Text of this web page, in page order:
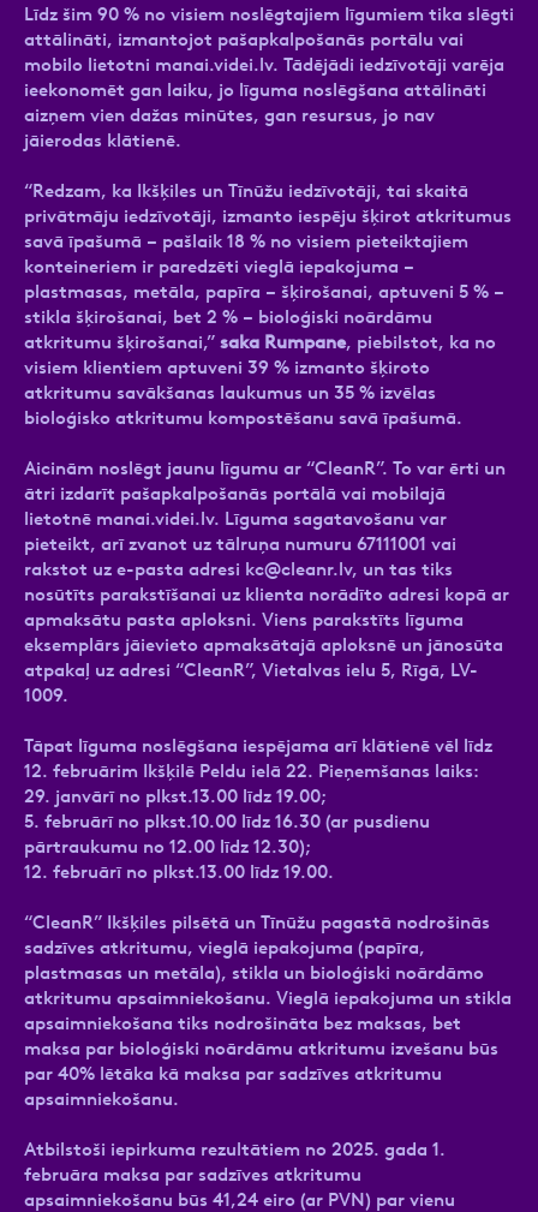
Līdz šim 90 % no visiem noslēgtajiem līgumiem tika slēgti
attālināti, izmantojot pašapkalpošanās portālu vai
mobilo lietotni manai.videi.lv. Tādējādi iedzīvotāji varēja
ieekonomēt gan laiku, jo līguma noslēgšana attālināti
aizņem vien dažas minūtes, gan resursus, jo nav
jāierodas klātienē.
“Redzam, ka Ikšķiles un Tīnūžu iedzīvotāji, tai skaitā
privātmāju iedzīvotāji, izmanto iespēju šķirot atkritumus
savā īpašumā – pašlaik 18 % no visiem pieteiktajiem
konteineriem ir paredzēti vieglā iepakojuma –
plastmasas, metāla, papīra – šķirošanai, aptuveni 5 % –
stikla šķirošanai, bet 2 % – bioloģiski noārdāmu
atkritumu šķirošanai,” saka Rumpane, piebilstot, ka no
visiem klientiem aptuveni 39 % izmanto šķiroto
atkritumu savākšanas laukumus un 35 % izvēlas
bioloģisko atkritumu kompostēšanu savā īpašumā.
Aicinām noslēgt jaunu līgumu ar “CleanR”. To var ērti un
ātri izdarīt pašapkalpošanās portālā vai mobilajā
lietotnē manai.videi.lv. Līguma sagatavošanu var
pieteikt, arī zvanot uz tālruņa numuru 67111001 vai
rakstot uz e-pasta adresi kc@cleanr.lv, un tas tiks
nosūtīts parakstīšanai uz klienta norādīto adresi kopā ar
apmaksātu pasta aploksni. Viens parakstīts līguma
eksemplārs jāievieto apmaksātajā aploksnē un jānosūta
atpakaļ uz adresi “CleanR”, Vietalvas ielu 5, Rīgā, LV-
1009.
Tāpat līguma noslēgšana iespējama arī klātienē vēl līdz
12. februārim Ikšķilē Peldu ielā 22. Pieņemšanas laiks:
29. janvārī no plkst.13.00 līdz 19.00;
5. februārī no plkst.10.00 līdz 16.30 (ar pusdienu
pārtraukumu no 12.00 līdz 12.30);
12. februārī no plkst.13.00 līdz 19.00.
“CleanR” Ikšķiles pilsētā un Tīnūžu pagastā nodrošinās
sadzīves atkritumu, vieglā iepakojuma (papīra,
plastmasas un metāla), stikla un bioloģiski noārdāmo
atkritumu apsaimniekošanu. Vieglā iepakojuma un stikla
apsaimniekošana tiks nodrošināta bez maksas, bet
maksa par bioloģiski noārdāmu atkritumu izvešanu būs
par 40% lētāka kā maksa par sadzīves atkritumu
apsaimniekošanu.
Atbilstoši iepirkuma rezultātiem no 2025. gada 1.
februāra maksa par sadzīves atkritumu
apsaimniekošanu būs 41,24 eiro (ar PVN) par vienu